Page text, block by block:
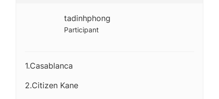
tadinhphong
Participant
1.Casablanca
2.Citizen Kane